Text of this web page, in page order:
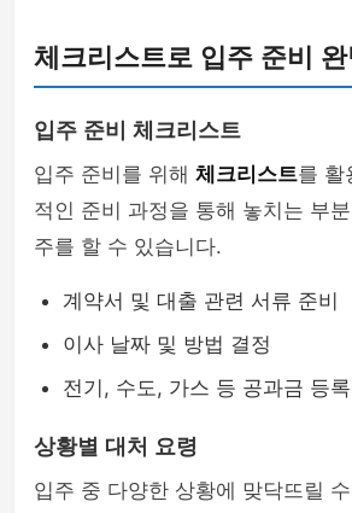
체크리스트로 입주 준비 완
입주 준비 체크리스트
입주 준비를 위해 체크리스트를 활
적인 준비 과정을 통해 놓치는 부
주를 할 수 있습니다.
계약서 및 대출 관련 서류 준비
이사 날짜 및 방법 결정
전기, 수도, 가스 등 공과금 등록
상황별 대처 요령
입주 중 다양한 상황에 맞닥뜨릴